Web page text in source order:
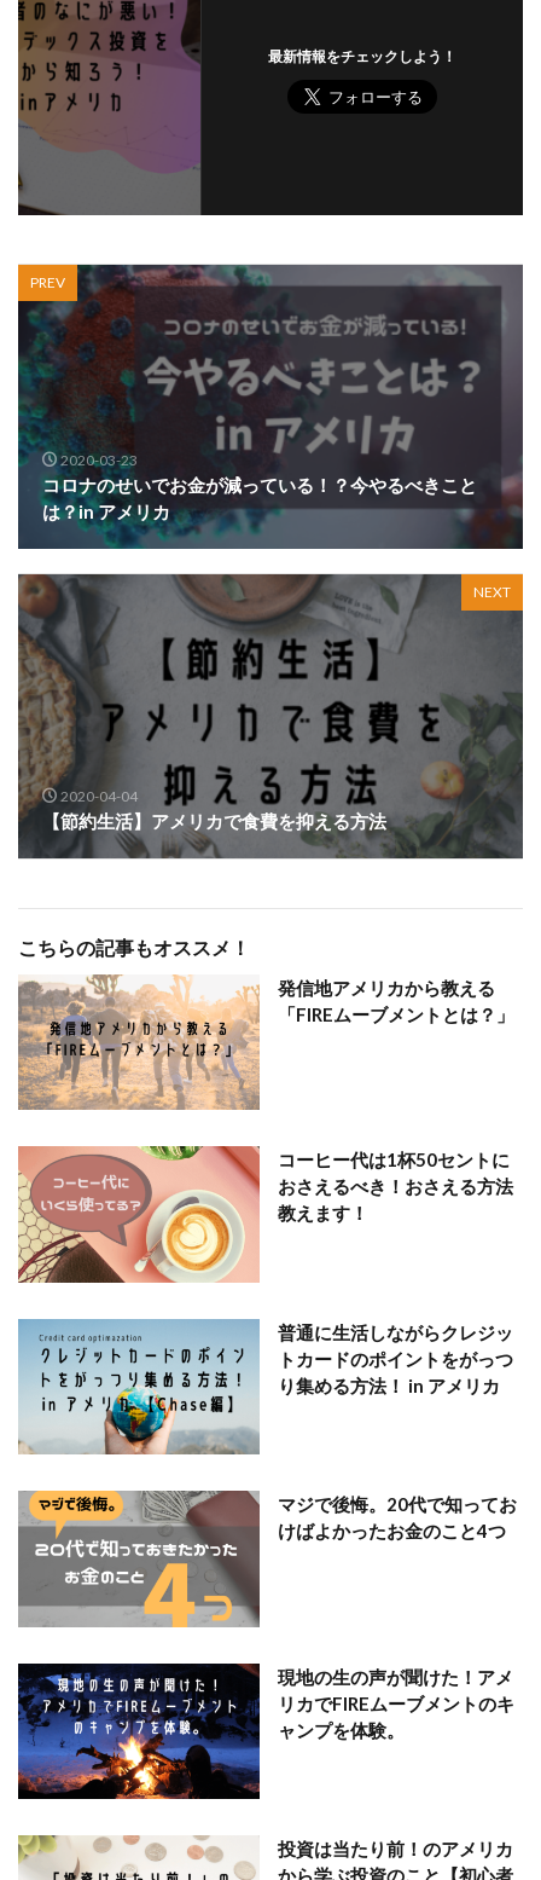
最新情報をチェックしよう！
PREV
2020-03-23
コロナのせいでお金が減っている！？今やるべきこと
は？in アメリカ
NEXT
2020-04-04
【節約生活】アメリカで食費を抑える方法
こちらの記事もオススメ！
発信地アメリカから教える
「FIREムーブメントとは？」
コーヒー代は1杯50セントに
おさえるべき！おさえる方法
教えます！
普通に生活しながらクレジッ
トカードのポイントをがっつ
り集める方法！ in アメリカ
マジで後悔。20代で知ってお
けばよかったお金のこと4つ
現地の生の声が聞けた！アメ
リカでFIREムーブメントのキ
ャンプを体験。
投資は当たり前！のアメリカ
から学ぶ投資のこと【初心者